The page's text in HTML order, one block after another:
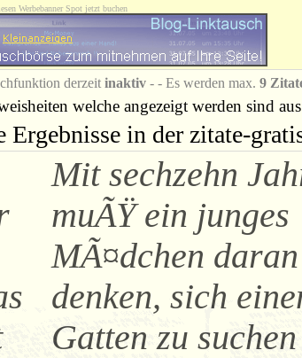
Werbebanner Spot jetzt buchen
derzeit inaktiv- - Es werden max. 9
welche angezeigt werden sind
Ergebnisse in der zitate-
Mit sechzehn
muÃŸ ein junges
MÃ¤dchen daran
denken, sich
Gatten zu suchen